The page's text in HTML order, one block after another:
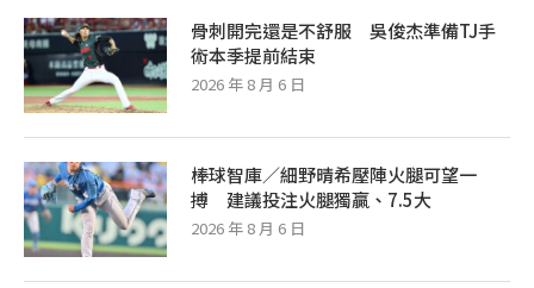
骨刺開完還是不舒服 吳俊杰準備TJ手
術本季提前結束
2026 年 8 月 6 日
棒球智庫／細野晴希壓陣火腿可望一
搏 建議投注火腿獨贏、7.5大
2026 年 8 月 6 日